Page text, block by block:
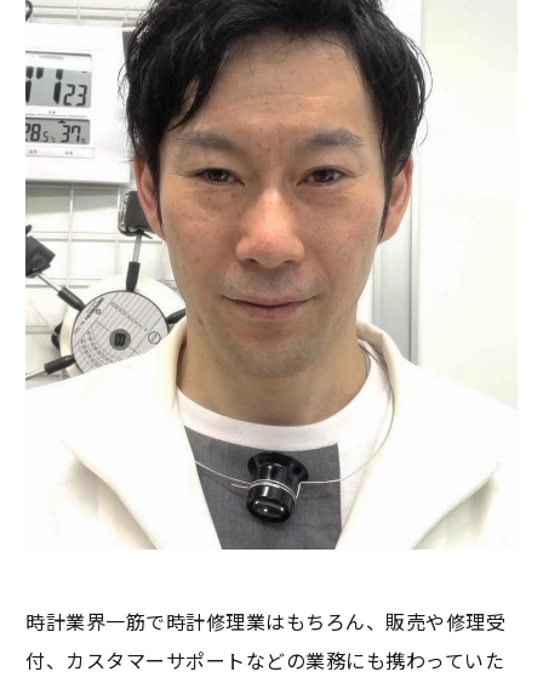
時計業界一筋で時計修理業はもちろん、販売や修理受
付、カスタマーサポートなどの業務にも携わっていた